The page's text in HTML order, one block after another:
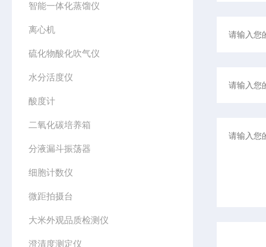
智能一体化蒸馏仪
离心机
硫化物酸化吹气仪
水分活度仪
酸度计
二氧化碳培养箱
分液漏斗振荡器
细胞计数仪
微距拍摄台
大米外观品质检测仪
澄清度测定仪